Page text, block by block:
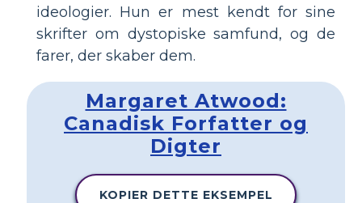
ideologier. Hun er mest kendt for sine
skrifter om dystopiske samfund, og de
farer, der skaber dem.
Margaret Atwood:
Canadisk Forfatter og
Digter
KOPIER DETTE EKSEMPEL